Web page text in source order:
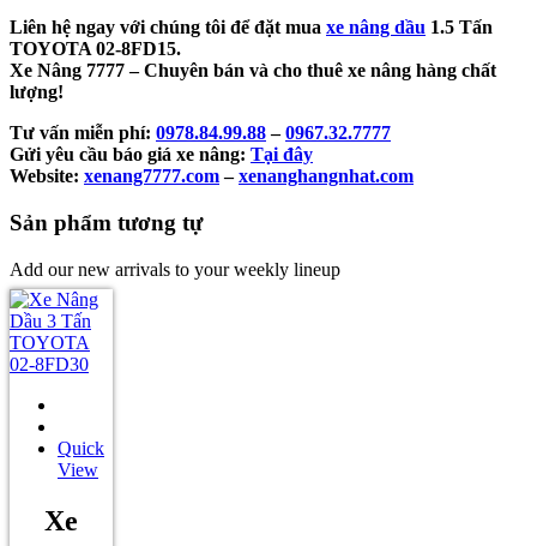
Liên hệ ngay với chúng tôi để đặt mua xe nâng dầu 1.5 Tấn
TOYOTA 02-8FD15.
Xe Nâng 7777 – Chuyên bán và cho thuê xe nâng hàng chất
lượng!
Tư vấn miễn phí: 0978.84.99.88–0967.32.7777
Gửi yêu cầu báo giá xe nâng: Tại đây
Website: xenang7777.com–xenanghangnhat.com
Sản phẩm tương tự
Add our new arrivals to your weekly lineup
Quick
View
Xe